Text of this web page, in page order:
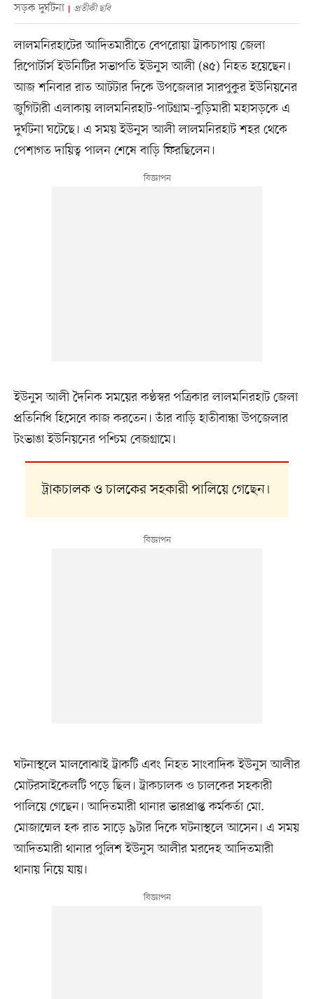
সড়ক দুর্ঘটনা প্রতীকী ছবি
লালমনিরহাটের আদিতমারীতে বেপরোয়া ট্রাকচাপায় জেলা
রিপোর্টার্স ইউনিটির সভাপতি ইউনুস আলী (৪৫) নিহত হয়েছেন।
আজ শনিবার রাত আটটার দিকে উপজেলার সারপুকুর ইউনিয়নের
জুগিটারী এলাকায় লালমনিরহাট-পাটগ্রাম-বুড়িমারী মহাসড়কে এ
দুর্ঘটনা ঘটেছে। এ সময় ইউনুস আলী লালমনিরহাট শহর থেকে
পেশাগত দায়িত্ব পালন শেষে বাড়ি ফিরছিলেন।
ইউনুস আলী দৈনিক সময়ের কণ্ঠস্বর পত্রিকার লালমনিরহাট জেলা
প্রতিনিধি হিসেবে কাজ করতেন। তাঁর বাড়ি হাতীবান্ধা উপজেলার
টংভাঙা ইউনিয়নের পশ্চিম বেজগ্রামে।
ট্রাকচালক ও চালকের সহকারী পালিয়ে গেছেন।
ঘটনাস্থলে মালবোঝাই ট্রাকটি এবং নিহত সাংবাদিক ইউনুস আলীর
মোটরসাইকেলটি পড়ে ছিল। ট্রাকচালক ও চালকের সহকারী
পালিয়ে গেছেন। আদিতমারী থানার ভারপ্রাপ্ত কর্মকর্তা মো.
মোজাম্মেল হক রাত সাড়ে ৯টার দিকে ঘটনাস্থলে আসেন। এ সময়
আদিতমারী থানার পুলিশ ইউনুস আলীর মরদেহ আদিতমারী
থানায় নিয়ে যায়।